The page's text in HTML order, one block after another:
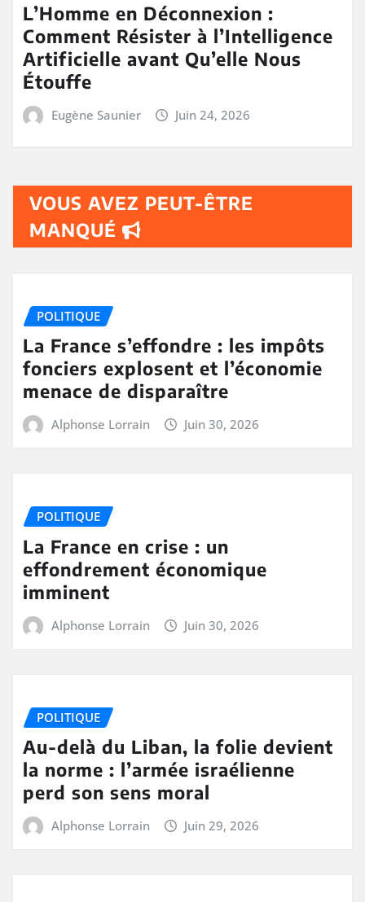
L’Homme en Déconnexion :
Comment Résister à l’Intelligence
Artificielle avant Qu’elle Nous
Étouffe
Eugène Saunier Juin 24, 2026
VOUS AVEZ PEUT-ÊTRE
MANQUÉ
POLITIQUE
La France s’effondre : les impôts
fonciers explosent et l’économie
menace de disparaître
Alphonse Lorrain Juin 30, 2026
POLITIQUE
La France en crise : un
effondrement économique
imminent
Alphonse Lorrain Juin 30, 2026
POLITIQUE
Au-delà du Liban, la folie devient
la norme : l’armée israélienne
perd son sens moral
Alphonse Lorrain Juin 29, 2026